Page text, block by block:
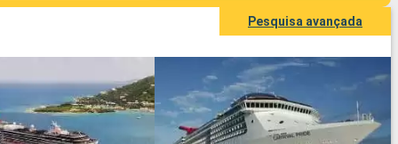
Pesquisa avançada